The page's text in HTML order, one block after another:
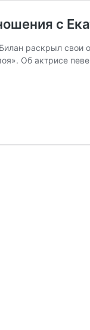
с
раскрыл свои
Об актрисе